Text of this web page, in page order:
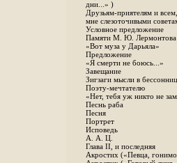
дни...» )
Друзьям-приятелям и
мне слезоточивыми
Условное предложение
Памяти М. Ю. Лермонтова
«Вот муза у Дарьяла»
Предложение
«Я смерти не боюсь...»
Завещание
Зигзаги мысли в
Поэту-мечтателю
«Нет, тебя уж никто не
Песнь раба
Песня
Портрет
Исповедь
А. А. Ц.
Глава II, и последняя
Акростих («Певца,